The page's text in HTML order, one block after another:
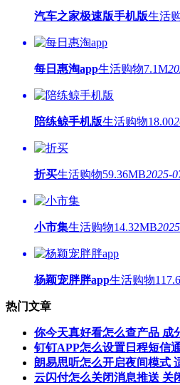
汽车之家极速版手机版生活
每日惠淘app生活购物7.1M
陪练鲸手机版生活购物18.00
折买生活购物59.36MB2025-
小市集生活购物14.32MB
杨颖宠胖胖app生活购物
热门文章
你今天真好看怎么查产品 成
钉钉APP怎么设置日程短信
朗易思听怎么开启夜间模式
云闪付怎么关闭消息推送 关